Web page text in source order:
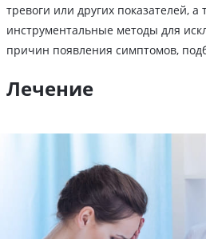
тревоги или других показателей, а
инструментальные методы для
причин появления симптомов,
Лечение